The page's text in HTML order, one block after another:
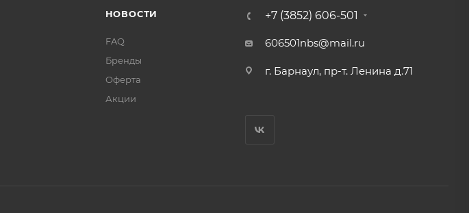
НОВОСТИ
FAQ
Бренды
Оферта
Акции
+7 (3852) 606-501
606501nbs@mail.ru
г. Барнаул, пр-т. Ленина д.71